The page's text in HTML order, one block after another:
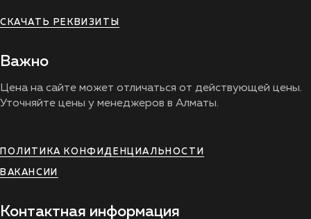
СКАЧАТЬ РЕКВИЗИТЫ
Важно
Цена на сайте может отличаться от действующей цены.
Уточняйте цены у менеджеров в Алматы.
ПОЛИТИКА КОНФИДЕНЦИАЛЬНОСТИ
ВАКАНСИИ
Контактная информация